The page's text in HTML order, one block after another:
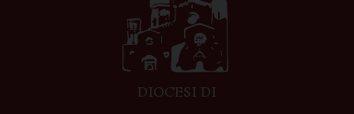
DIOCESI DI